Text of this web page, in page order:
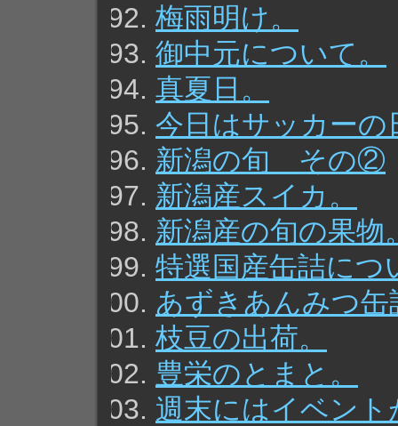
梅雨明け。
御中元について。
真夏日。
今日はサッカーの
新潟の旬 その②
新潟産スイカ。
新潟産の旬の果物
特選国産缶詰につ
あずきあんみつ
枝豆の出荷。
豊栄のとまと。
週末にはイベン